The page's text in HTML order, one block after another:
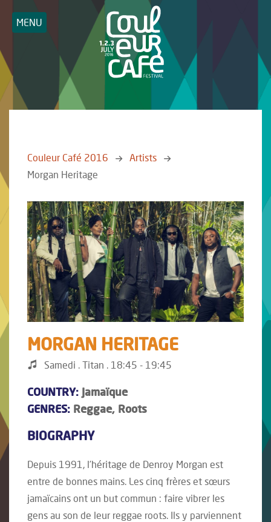
MENU
Couleur Café 2016
Artists
Morgan Heritage
MORGAN HERITAGE
Samedi . Titan . 18:45 - 19:45
COUNTRY: Jamaïque
GENRES: Reggae, Roots
BIOGRAPHY
Depuis 1991, l’héritage de Denroy Morgan est
entre de bonnes mains. Les cinq frères et sœurs
jamaïcains ont un but commun : faire vibrer les
gens au son de leur reggae roots. Ils y parviennent